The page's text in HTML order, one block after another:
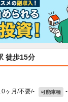
徒歩15分
ヶ月/不要/- 可能車種 -